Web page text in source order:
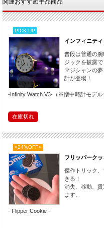
関連おすすめ手品商品
PICK UP
インフィニティ
普段は普通の
ジックを披露で
マジシャンの
計が登場！
-Infinity Watch V3-（※懐中時計モデル
在庫切れ
<24%OFF>
フリッパーク
傑作トリック
きる！
消失、移動、
ます。
- Flipper Cookie -